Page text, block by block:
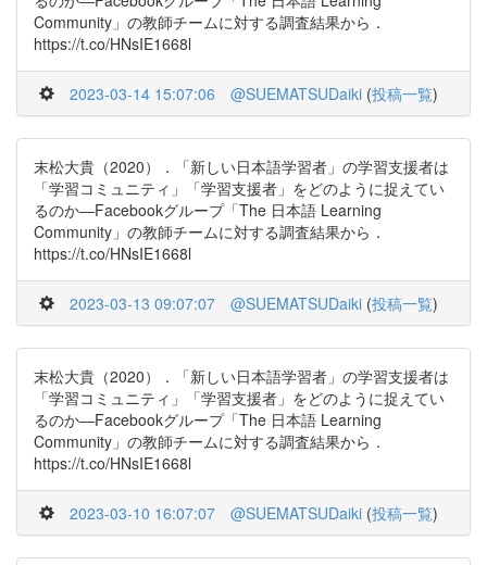
Community」の教師チームに対する調査結果から．
https://t.co/HNsIE1668l
2023-03-14 15:07:06 @SUEMATSUDaiki (投稿一覧)
末松大貴（2020）．「新しい日本語学習者」の学習支援者は
「学習コミュニティ」「学習支援者」をどのように捉えてい
るのか―Facebookグループ「The 日本語 Learning
Community」の教師チームに対する調査結果から．
https://t.co/HNsIE1668l
2023-03-13 09:07:07 @SUEMATSUDaiki (投稿一覧)
末松大貴（2020）．「新しい日本語学習者」の学習支援者は
「学習コミュニティ」「学習支援者」をどのように捉えてい
るのか―Facebookグループ「The 日本語 Learning
Community」の教師チームに対する調査結果から．
https://t.co/HNsIE1668l
2023-03-10 16:07:07 @SUEMATSUDaiki (投稿一覧)